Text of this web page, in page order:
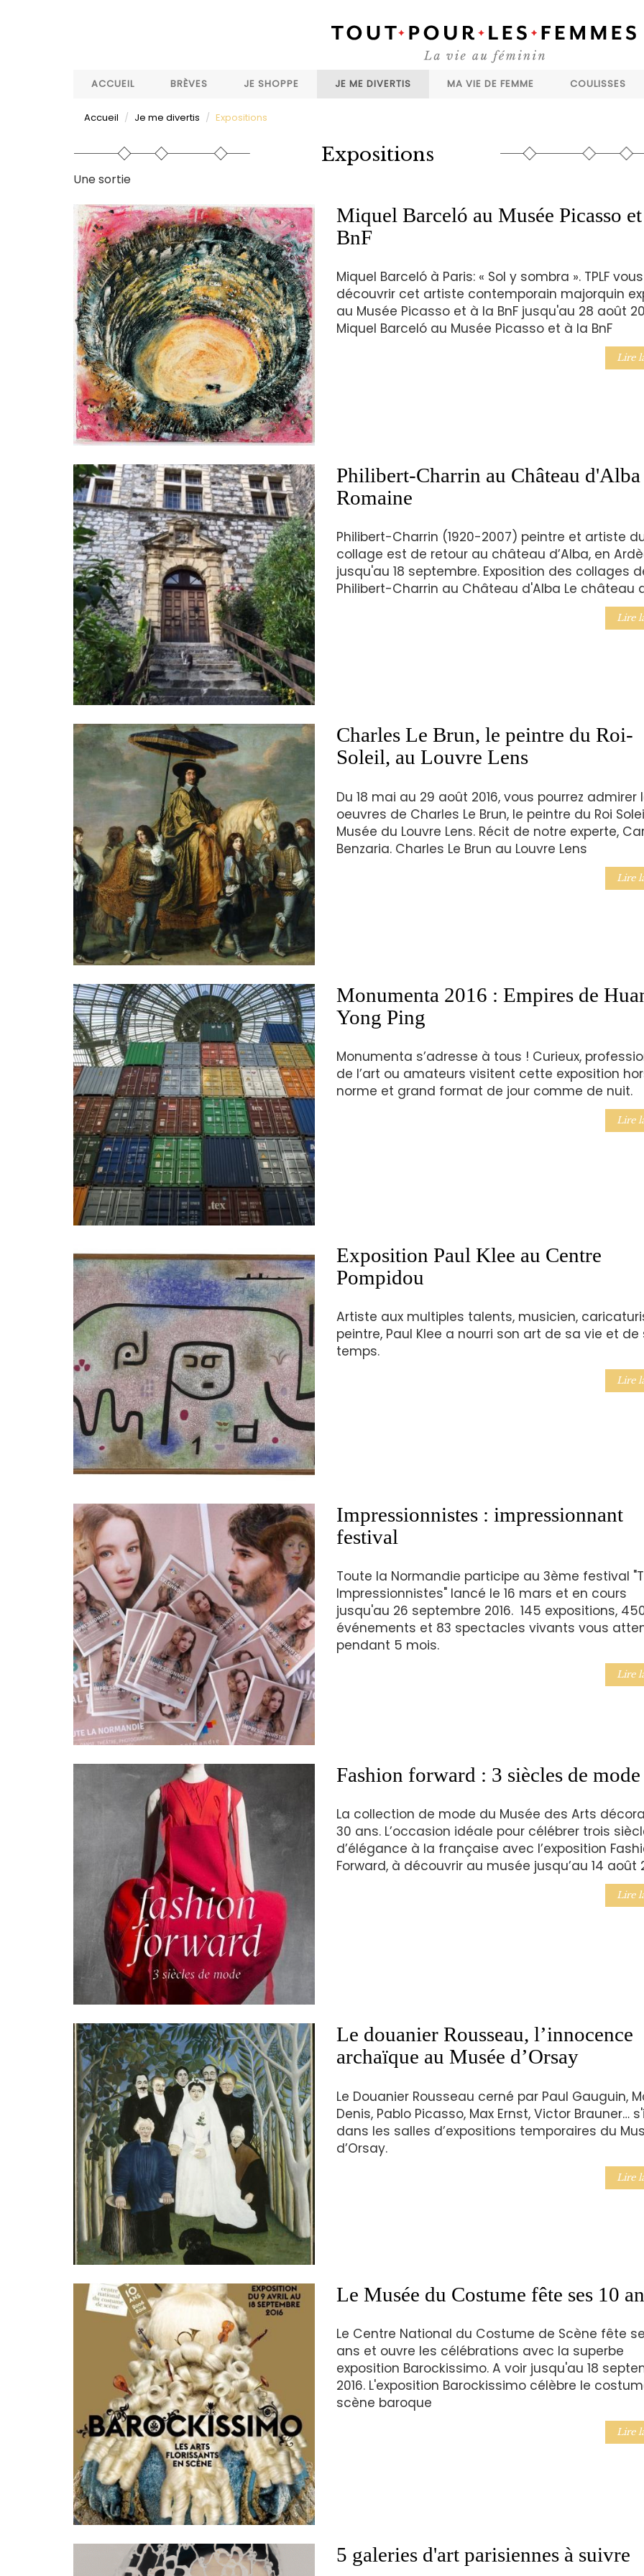
ACCUEIL
BRÈVES JE SHOPPE JE ME DIVERTIS MA VIE DE FEMME COULISSES
Accueil Je me divertis Expositions
Expositions
Une sortie
Miquel Barceló au Musée Picasso
BnF
Miquel Barceló à Paris: « Sol y sombra ». TPLF
découvrir cet artiste contemporain majorquin
au Musée Picasso et à la BnF jusqu'au 28 août
Miquel Barceló au Musée Picasso et à la BnF
Lire
Philibert-Charrin au Château d'Alba
Romaine
Philibert-Charrin (1920-2007) peintre et artiste
collage est de retour au château d’Alba, en
jusqu'au 18 septembre. Exposition des collages
Philibert-Charrin au Château d'Alba Le château
Lire
Charles Le Brun, le peintre du Roi-
Soleil, au Louvre Lens
Du 18 mai au 29 août 2016, vous pourrez admirer
oeuvres de Charles Le Brun, le peintre du Roi
Musée du Louvre Lens. Récit de notre experte,
Benzaria. Charles Le Brun au Louvre Lens
Lire
Monumenta 2016 : Empires de
Yong Ping
Monumenta s’adresse à tous ! Curieux,
de l’art ou amateurs visitent cette exposition
norme et grand format de jour comme de nuit.
Lire
Exposition Paul Klee au Centre
Pompidou
Artiste aux multiples talents, musicien,
peintre, Paul Klee a nourri son art de sa vie et de
temps.
Lire
Impressionnistes : impressionnant
festival
Toute la Normandie participe au 3ème festival
Impressionnistes" lancé le 16 mars et en cours
jusqu'au 26 septembre 2016. 145 expositions,
événements et 83 spectacles vivants vous
pendant 5 mois.
Lire
Fashion forward : 3 siècles de mode
La collection de mode du Musée des Arts
30 ans. L’occasion idéale pour célébrer trois
d’élégance à la française avec l’exposition
Forward, à découvrir au musée jusqu’au 14 août
Lire
Le douanier Rousseau, l’innocence
archaïque au Musée d’Orsay
Le Douanier Rousseau cerné par Paul Gauguin,
Denis, Pablo Picasso, Max Ernst, Victor Brauner…
dans les salles d’expositions temporaires du
d’Orsay.
Lire
Le Musée du Costume fête ses 10
Le Centre National du Costume de Scène fête
ans et ouvre les célébrations avec la superbe
exposition Barockissimo. A voir jusqu'au 18
2016. L'exposition Barockissimo célèbre le
scène baroque
Lire
5 galeries d'art parisiennes à suivre